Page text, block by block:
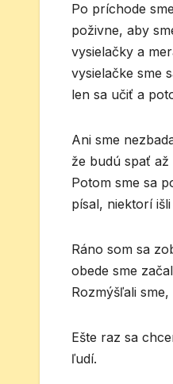
Po príchode
poživne, aby
vysielačky a
vysielačke sme
len sa učiť a
Ani sme
že budú spať
Potom sme sa
písal, niektorí
Ráno som sa
obede sme
Rozmýšľali
Ešte raz sa
ľudí.